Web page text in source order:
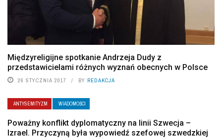
Międzyreligijne spotkanie Andrzeja Dudy z
przedstawicielami różnych wyznań obecnych w Polsce
26 STYCZNIA 2017 BY REDAKCJA
ANTYSEMITYZM WIADOMOŚCI
Poważny konflikt dyplomatyczny na linii Szwecja –
Izrael. Przyczyną była wypowiedź szefowej szwedzkiej